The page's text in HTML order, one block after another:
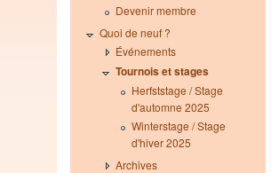
Devenir membre
Quoi de neuf ?
Événements
Tournois et stages
Herfststage / Stage
d'automne 2025
Winterstage / Stage
d'hiver 2025
Archives